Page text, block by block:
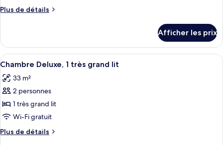
type
de
Chambre,
très
grand
lit,
vue
sur
la
marina
Plus de détails
Plus
Chambre,
très
lit,
vue
la
marina
Afficher les prix
Afficher
toutes
les
photos
pour
ce
type
de
Une chambre d’hôtel moderne
3
Chambre Deluxe, 1 très grand lit
33 m²
2 personnes
1 très grand lit
Wi-Fi gratuit
Plus de détails
Plus